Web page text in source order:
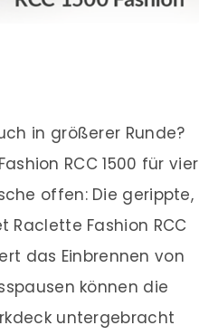
in größerer Runde?
RCC 1500 für vier
offen: Die gerippte,
Fashion RCC
das Einbrennen von
können die
untergebracht